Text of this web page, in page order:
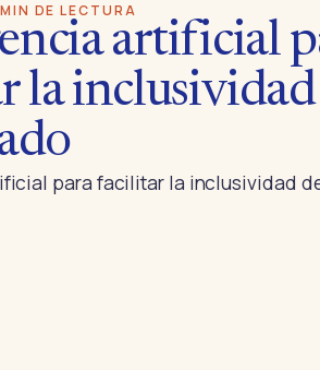
DE LECTURA
artificial
la
para facilitar la inclusividad